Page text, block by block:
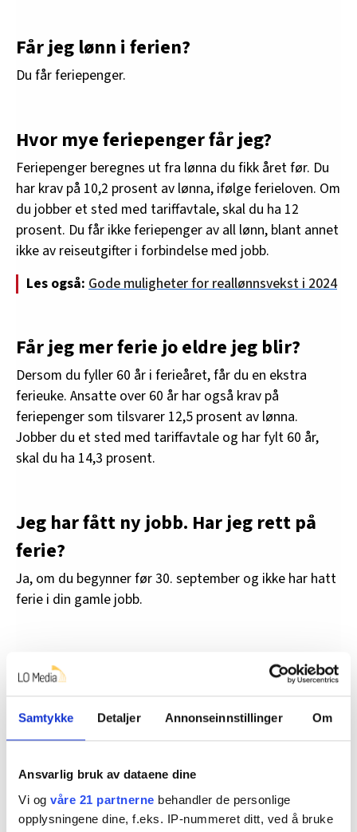
Samtykke Detaljer Annonseinnstillinger Om
Ansvarlig bruk av dataene dine
Vi og våre 21 partnerne behandler de personlige
opplysningene dine, f.eks. IP-nummeret ditt, ved å bruke
Får jeg lønn i ferien?
Du får feriepenger.
Hvor mye feriepenger får jeg?
Feriepenger beregnes ut fra lønna du fikk året før. Du
har krav på 10,2 prosent av lønna, ifølge ferieloven. Om
du jobber et sted med tariffavtale, skal du ha 12
prosent. Du får ikke feriepenger av all lønn, blant annet
ikke av reiseutgifter i forbindelse med jobb.
Les også: Gode muligheter for reallønnsvekst i 2024
Får jeg mer ferie jo eldre jeg blir?
Dersom du fyller 60 år i ferieåret, får du en ekstra
ferieuke. Ansatte over 60 år har også krav på
feriepenger som tilsvarer 12,5 prosent av lønna.
Jobber du et sted med tariffavtale og har fylt 60 år,
skal du ha 14,3 prosent.
Jeg har fått ny jobb. Har jeg rett på
ferie?
Ja, om du begynner før 30. september og ikke har hatt
ferie i din gamle jobb.
Jeg fikk dagpenger i fjor. Får jeg
feriepenger i år?
Du får noe som heter ferietillegg. Det er 9,5 prosent av
dagpengene du mottok. For å få dette er det en
fjor.